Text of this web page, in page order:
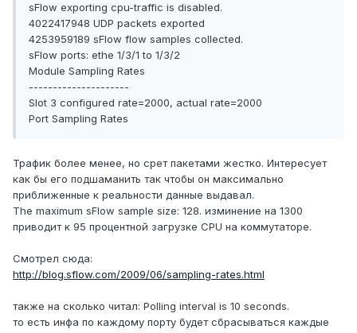
sFlow exporting cpu-traffic is disabled.
4022417948 UDP packets exported
4253959189 sFlow flow samples collected.
sFlow ports: ethe 1/3/1 to 1/3/2
Module Sampling Rates
---------------------
Slot 3 configured rate=2000, actual rate=2000
Port Sampling Rates
Трафик более менее, но срет пакетами жестко. Интересует
как бы его подшаманить так чтобы он максимально
приближенные к реальности данные выдавал.
The maximum sFlow sample size: 128. изминение на 1300
приводит к 95 процентной загрузке CPU на коммутаторе.
Смотрел сюда:
http://blog.sflow.com/2009/06/sampling-rates.html
также на сколько читал: Polling interval is 10 seconds.
то есть инфа по каждому порту будет сбрасываться каждые